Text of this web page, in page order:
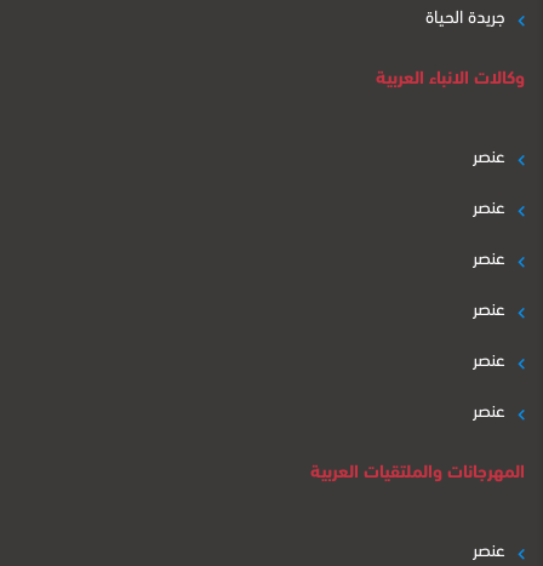
جريدة الحياة
وكالات الانباء العربية
عنصر
عنصر
عنصر
عنصر
عنصر
عنصر
المهرجانات والملتقيات العربية
عنصر